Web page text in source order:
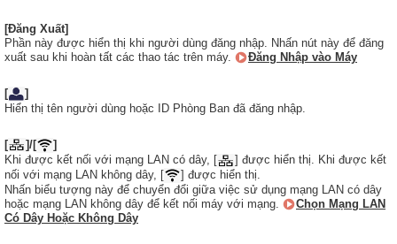
[Đăng Xuất]
Phần này được hiển thị khi người dùng đăng nhập. Nhấn nút này để đăng
xuất sau khi hoàn tất các thao tác trên máy.
Đăng Nhập vào Máy
[
]
Hiển thị tên người dùng hoặc ID Phòng Ban đã đăng nhập.
[ ]/[
]
Khi được kết nối với mạng LAN có dây, [
] được hiển thị. Khi được kết
nối với mạng LAN không dây, [
] được hiển thị.
Nhấn biểu tượng này để chuyển đổi giữa việc sử dụng mạng LAN có dây
hoặc mạng LAN không dây để kết nối máy với mạng.
Chọn Mạng LAN
Có Dây Hoặc Không Dây